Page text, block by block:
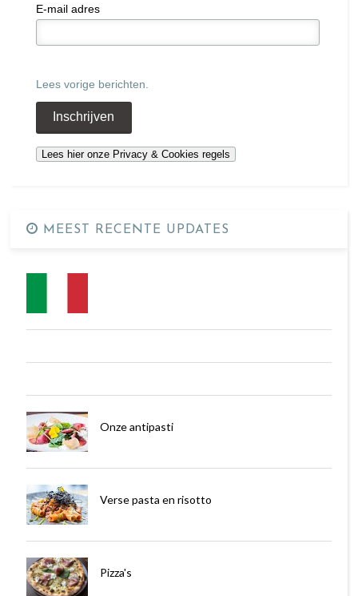
E-mail adres
Lees vorige berichten.
MEEST RECENTE UPDATES
Onze antipasti
Verse pasta en risotto
Pizza's